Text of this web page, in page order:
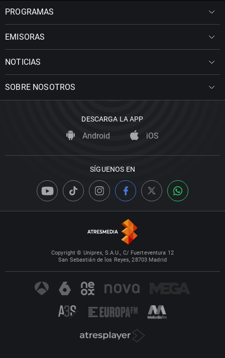
PROGRAMAS
EMISORAS
NOTICIAS
SOBRE NOSOTROS
DESCARGA LA APP
Android iOS
SÍGUENOS EN
Copyright © Uniprex, S.A.U., C/ Fuerteventura 12
San Sebastián de los Reyes, 28703 Madrid